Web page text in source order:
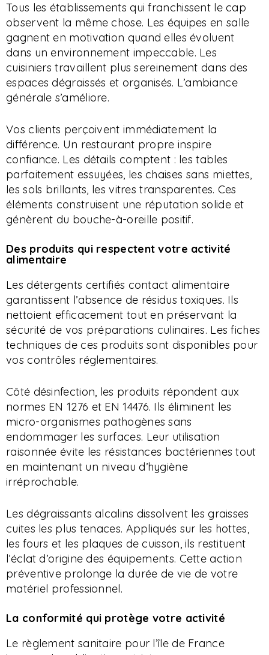
Tous les établissements qui franchissent le cap
observent la même chose. Les équipes en salle
gagnent en motivation quand elles évoluent
dans un environnement impeccable. Les
cuisiniers travaillent plus sereinement dans des
espaces dégraissés et organisés. L’ambiance
générale s’améliore.
Vos clients perçoivent immédiatement la
différence. Un restaurant propre inspire
confiance. Les détails comptent : les tables
parfaitement essuyées, les chaises sans miettes,
les sols brillants, les vitres transparentes. Ces
éléments construisent une réputation solide et
génèrent du bouche-à-oreille positif.
Des produits qui respectent votre activité
alimentaire
Les détergents certifiés contact alimentaire
garantissent l’absence de résidus toxiques. Ils
nettoient efficacement tout en préservant la
sécurité de vos préparations culinaires. Les fiches
techniques de ces produits sont disponibles pour
vos contrôles réglementaires.
Côté désinfection, les produits répondent aux
normes EN 1276 et EN 14476. Ils éliminent les
micro-organismes pathogènes sans
endommager les surfaces. Leur utilisation
raisonnée évite les résistances bactériennes tout
en maintenant un niveau d’hygiène
irréprochable.
Les dégraissants alcalins dissolvent les graisses
cuites les plus tenaces. Appliqués sur les hottes,
les fours et les plaques de cuisson, ils restituent
l’éclat d’origine des équipements. Cette action
préventive prolonge la durée de vie de votre
matériel professionnel.
La conformité qui protège votre activité
Le règlement sanitaire pour l’île de France